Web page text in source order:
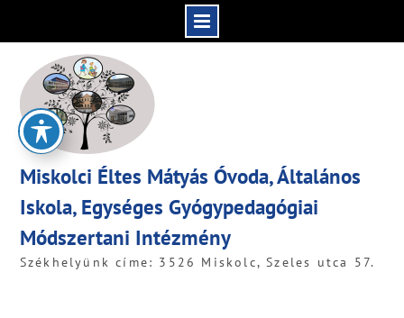
content
Miskolci Éltes Mátyás Óvoda, Általános
Iskola, Egységes Gyógypedagógiai
Módszertani Intézmény
Székhelyünk címe: 3526 Miskolc, Szeles utca 57.